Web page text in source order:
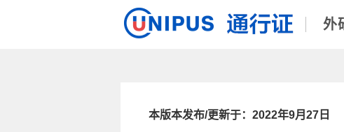
外
本版本发布/更新于：2022年9月27日